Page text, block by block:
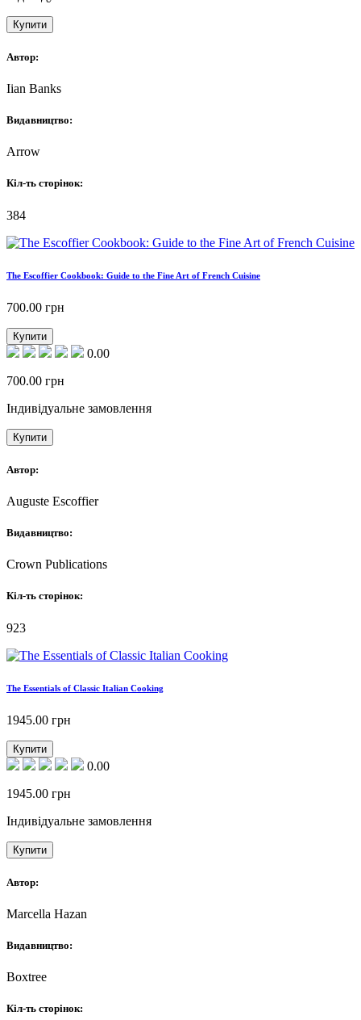
Купити
Автор:
Iian Banks
Видавництво:
Arrow
Кіл-ть сторінок:
384
The Escoffier Cookbook: Guide to the Fine Art of French Cuisine
700.00 грн
Купити
0.00
700.00 грн
Індивідуальне замовлення
Купити
Автор:
Auguste Escoffier
Видавництво:
Crown Publications
Кіл-ть сторінок:
923
The Essentials of Classic Italian Cooking
1945.00 грн
Купити
0.00
1945.00 грн
Індивідуальне замовлення
Купити
Автор:
Marcella Hazan
Видавництво:
Boxtree
Кіл-ть сторінок: